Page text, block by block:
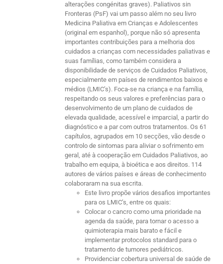
alterações congénitas graves). Paliativos sin
Fronteras (PsF) vai um passo além no seu livro
Medicina Paliativa em Crianças e Adolescentes
(original em espanhol), porque não só apresenta
importantes contribuições para a melhoria dos
cuidados a crianças com necessidades paliativas e
suas famílias, como também considera a
disponibilidade de serviços de Cuidados Paliativos,
especialmente em países de rendimentos baixos e
médios (LMIC’s). Foca-se na criança e na família,
respeitando os seus valores e preferências para o
desenvolvimento de um plano de cuidados de
elevada qualidade, acessível e imparcial, a partir do
diagnóstico e a par com outros tratamentos. Os 61
capítulos, agrupados em 10 secções, vão desde o
controlo de sintomas para aliviar o sofrimento em
geral, até à cooperação em Cuidados Paliativos, ao
trabalho em equipa, à bioética e aos direitos. 114
autores de vários países e áreas de conhecimento
colaboraram na sua escrita.
Este livro propõe vários desafios importantes
para os LMIC’s, entre os quais:
Colocar o cancro como uma prioridade na
agenda da saúde, para tornar o acesso a
quimioterapia mais barato e fácil e
implementar protocolos standard para o
tratamento de tumores pediátricos.
Providenciar cobertura universal de saúde de